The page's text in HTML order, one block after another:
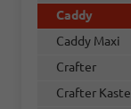
Caddy
Caddy Maxi
Crafter
Crafter